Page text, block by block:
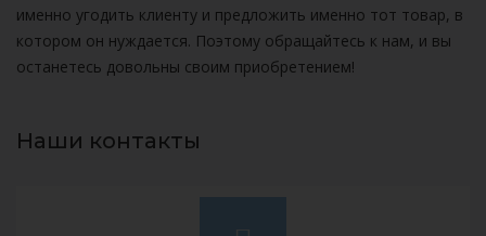
именно угодить клиенту и предложить именно тот товар, в
котором он нуждается. Поэтому обращайтесь к нам, и вы
останетесь довольны своим приобретением!
Наши контакты